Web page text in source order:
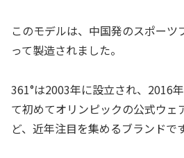
このモデルは、中国発のスポーツ
って製造されました。
361°は2003年に設立され、2016
て初めてオリンピックの公式ウェ
ど、近年注目を集めるブランドです